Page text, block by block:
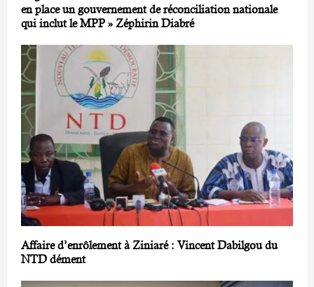
en place un gouvernement de réconciliation nationale
qui inclut le MPP » Zéphirin Diabré
Affaire d’enrôlement à Ziniaré : Vincent Dabilgou du
NTD dément